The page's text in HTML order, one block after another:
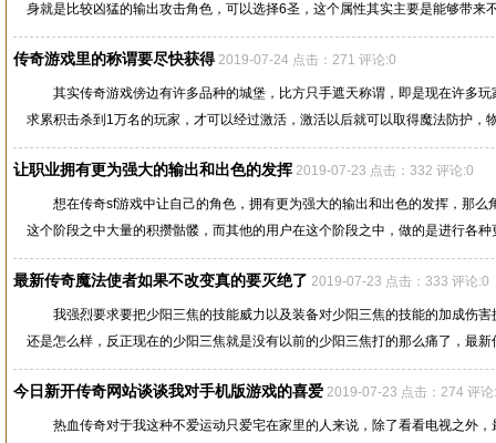
身就是比较凶猛的输出攻击角色，可以选择6圣，这个属性其实主要是能够带来
传奇游戏里的称谓要尽快获得 2019-07-24 点击：271 评论:0
其实传奇游戏傍边有许多品种的城堡，比方只手遮天称谓，即是现在许多玩
求累积击杀到1万名的玩家，才可以经过激活，激活以后就可以取得魔法防护，
让职业拥有更为强大的输出和出色的发挥 2019-07-23 点击：332 评论:0
想在传奇sf游戏中让自己的角色，拥有更为强大的输出和出色的发挥，那么
这个阶段之中大量的积攒骷髅，而其他的用户在这个阶段之中，做的是进行各种
最新传奇魔法使者如果不改变真的要灭绝了 2019-07-23 点击：333 评论:0
我强烈要求要把少阳三焦的技能威力以及装备对少阳三焦的技能的加成伤害
还是怎么样，反正现在的少阳三焦就是没有以前的少阳三焦打的那么痛了，最新
今日新开传奇网站谈谈我对手机版游戏的喜爱 2019-07-23 点击：274 评论
热血传奇对于我这种不爱运动只爱宅在家里的人来说，除了看看电视之外，